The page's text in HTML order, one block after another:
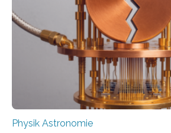
internationaler Partner der
Der lange diskutierte Thorium-
gefunden. Kurz darauf konnte man
Thorium tatsächlich nutzen lässt,
Physik Astronomie